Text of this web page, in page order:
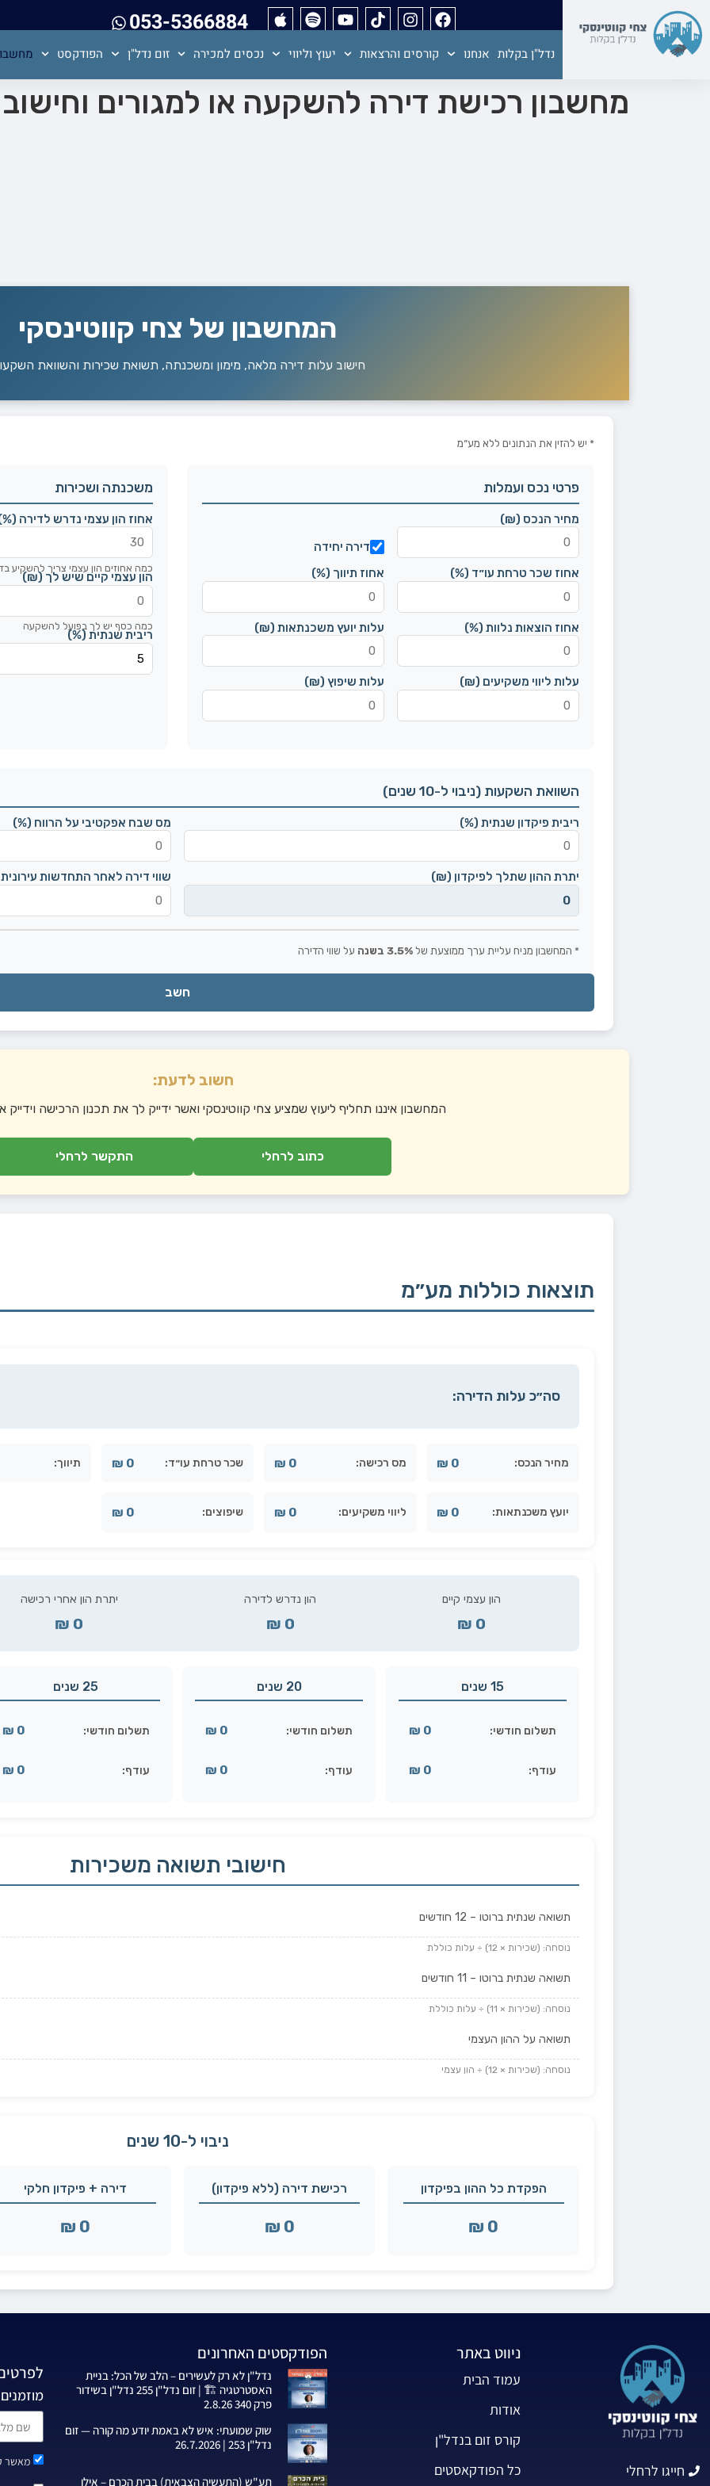
053-5366884
נדל"ן בקלות אנחנו קורסים והרצאות יעוץ וליווי נכסים למכירה זום נדל"ן הפודקסט
מחשבון רכישת דירה להשקעה או למגורים
המחשבון של צחי קווטינסקי
חישוב עלות דירה מלאה, מימון ומשכנתה, תשואת שכירות והשוואת
* יש להזין את הנתונים ללא מע״מ
פרטי נכס ועמלות
מחיר הנכס (₪)
דירה יחידה
אחוז שכר טרחת עו״ד (%)
אחוז תיווך (%)
אחוז הוצאות נלוות (%) עלות יועץ משכנתאות (₪)
עלות ליווי משקיעים (₪) עלות שיפוץ (₪)
משכנתה ושכירות
אחוז הון עצמי נדרש לדירה
כמה אחוזים הון עצמי צריך להשקיע
הון עצמי קיים שיש לך (₪)
כמה כסף יש לך בפועל להשקעה
ריבית שנתית (%)
השוואת השקעות (ניבוי ל-10 שנים)
ריבית פיקדון שנתית (%) מס שבח אפקטיבי על הרווח (%)
יתרת ההון שתלך לפיקדון (₪) שווי דירה לאחר התחדשות
* המחשבון מניח עליית ערך ממוצעת של3.5% בשנה על שווי הדירה
חשב
חשוב לדעת:
המחשבון איננו תחליף ליעוץ שמציע צחי קווטינסקי ואשר ידייק לך את תכנון הרכישה
כתוב לרחלי התקשר לרחלי
תוצאות כוללות מע״מ
סה״כ עלות הדירה:
מחיר הנכס: 0 ₪ מס רכישה: 0 ₪ שכר טרחת עו״ד: 0 ₪ תיווך:
יועץ משכנתאות: 0 ₪ ליווי משקיעים: 0 ₪ שיפוצים: 0 ₪
הון עצמי קיים
0 ₪
הון נדרש לדירה
0 ₪
יתרת הון אחרי רכישה
0 ₪
15 שנים
תשלום חודשי: 0 ₪
עודף: 0 ₪
20 שנים
תשלום חודשי: 0 ₪
עודף: 0 ₪
25 שנים
תשלום חודשי: 0 ₪
עודף: 0 ₪
חישובי תשואה משכירות
תשואה שנתית ברוטו – 12 חודשים
נוסחה: (שכירות × 12) ÷ עלות כוללת
תשואה שנתית ברוטו – 11 חודשים
נוסחה: (שכירות × 11) ÷ עלות כוללת
תשואה על ההון העצמי
נוסחה: (שכירות × 12) ÷ הון עצמי
ניבוי ל-10 שנים
הפקדת כל ההון בפיקדון
0 ₪
רכישת דירה (ללא פיקדון)
0 ₪
דירה + פיקדון חלקי
0 ₪
חייגו לרחלי
ניווט באתר
עמוד הבית
אודות
קורס זום בנדל"ן
כל הפודקאסטים
הפודקסטים האחרונים
נדל"ן לא רק לעשירים – הלב של הכל: בניית
האסטרטגיה 🏗️ | זום נדל"ן 255 נדל"ן בשידור
פרק 340 2.8.26
שוק שמועתי: איש לא באמת יודע מה קורה — זום
נדל"ן 253 | 26.7.2026
תע"ש (התעשיה הצבאית) בבית הכרם – אילן
מאשר